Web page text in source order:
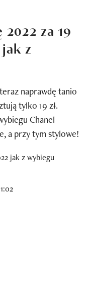
za 19
jak z
naprawdę tanio
tylko 19 zł.
Chanel
a przy tym stylowe!